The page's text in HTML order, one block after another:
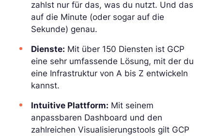
zahlst nur für das, was du nutzt. Und das
auf die Minute (oder sogar auf die
Sekunde) genau.
Dienste: Mit über 150 Diensten ist GCP
eine sehr umfassende Lösung, mit der du
eine Infrastruktur von A bis Z entwickeln
kannst.
Intuitive Plattform: Mit seinem
anpassbaren Dashboard und den
zahlreichen Visualisierungstools gilt GCP